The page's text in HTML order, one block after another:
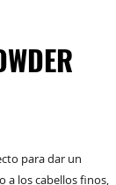
para dar un
a los cabellos finos,